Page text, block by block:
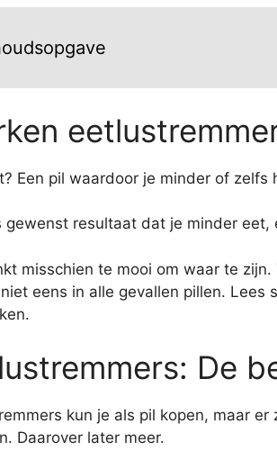
Een pil waardoor je minder of
gewenst resultaat dat je minder eet,
misschien te mooi om waar te
eens in alle gevallen pillen. Lees
De
kun je als pil kopen, maar
Daarover later meer.